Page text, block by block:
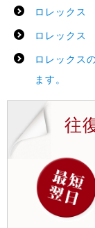
ロレックス
ロレックス
ロレックス
ます。
往